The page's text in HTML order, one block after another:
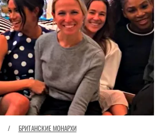
/ БРИТАНСКИЕ МОНАРХИ